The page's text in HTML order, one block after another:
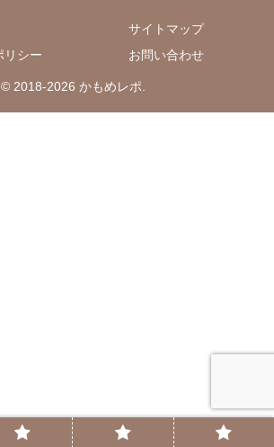
サイトマップ
リシー
お問い合わせ
© 2018-2026 かもめレポ.